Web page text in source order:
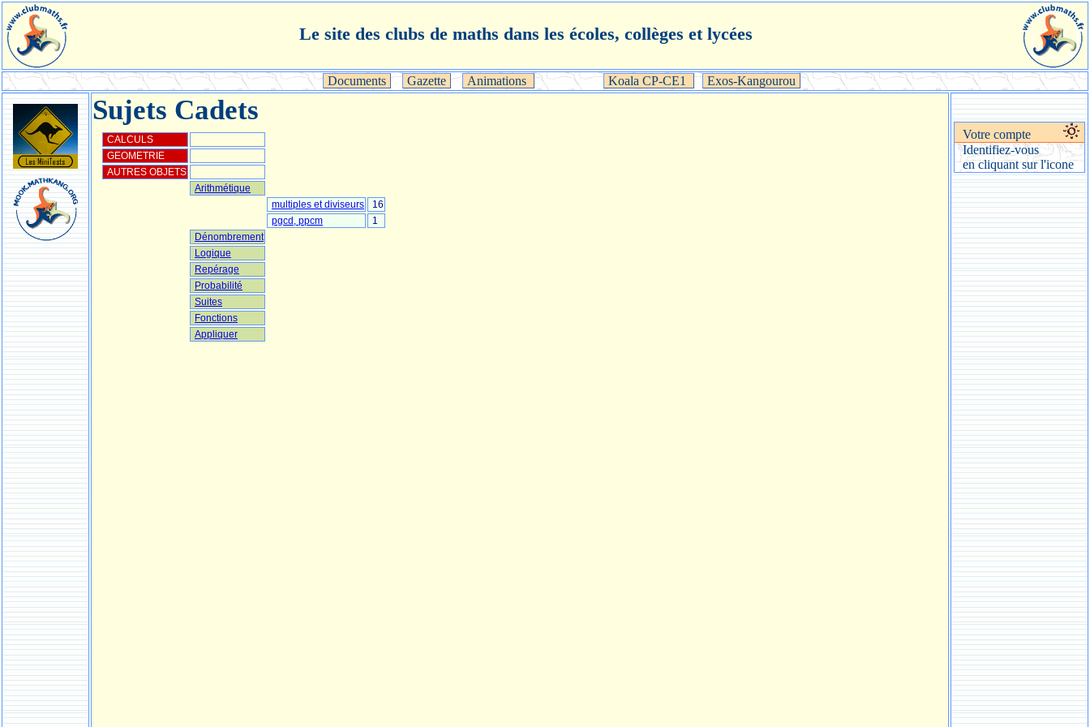
Le site des clubs de maths dans les écoles, collèges et lycées
Documents Gazette Animations Koala CP-CE1 Exos-Kangourou
Sujets Cadets
CALCULS
GEOMETRIE
AUTRES OBJETS
Arithmétique
multiples et diviseurs
16
pgcd, ppcm
1
Dénombrement
Logique
Repérage
Probabilité
Suites
Fonctions
Appliquer
Votre compte
Identifiez-vous
en cliquant sur l'icone